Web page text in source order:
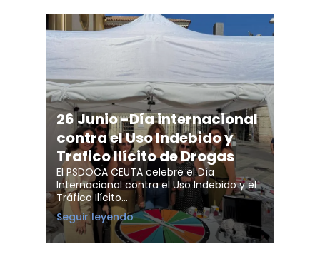
26 Junio -Día internacional
contra el Uso Indebido y
Trafico Ilícito de Drogas
El PSDOCA CEUTA celebre el Día
Internacional contra el Uso Indebido y el
Tráfico Ilícito…
Seguir leyendo26
Junio
-